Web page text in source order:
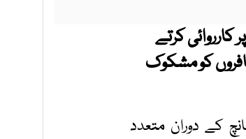
کارروائی کرتے
کو مشکوک
کے دوران متعدد